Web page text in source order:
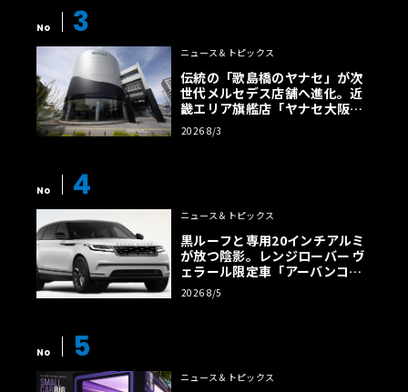
No 3
ニュース＆トピックス
伝統の「歌島橋のヤナセ」が次
世代メルセデス店舗へ進化。近
畿エリア旗艦店「ヤナセ大阪支
店」がリニューアル
2026 8/3
No 4
ニュース＆トピックス
黒ルーフと専用20インチアルミ
が放つ陰影。レンジローバー ヴ
ェラール限定車「アーバンコン
トラスト・エディション」登場
2026 8/5
No 5
ニュース＆トピックス